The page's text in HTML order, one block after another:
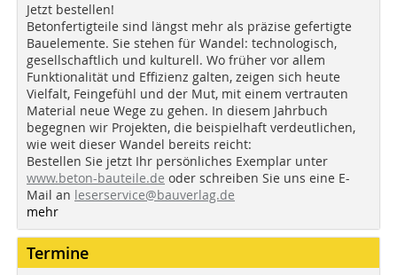
Jetzt bestellen!
Betonfertigteile sind längst mehr als präzise gefertigte
Bauelemente. Sie stehen für Wandel: technologisch,
gesellschaftlich und kulturell. Wo früher vor allem
Funktionalität und Effizienz galten, zeigen sich heute
Vielfalt, Feingefühl und der Mut, mit einem vertrauten
Material neue Wege zu gehen. In diesem Jahrbuch
begegnen wir Projekten, die beispielhaft verdeutlichen,
wie weit dieser Wandel bereits reicht:
Bestellen Sie jetzt Ihr persönliches Exemplar unter
www.beton-bauteile.de oder schreiben Sie uns eine E-
Mail an leserservice@bauverlag.de
mehr
Termine